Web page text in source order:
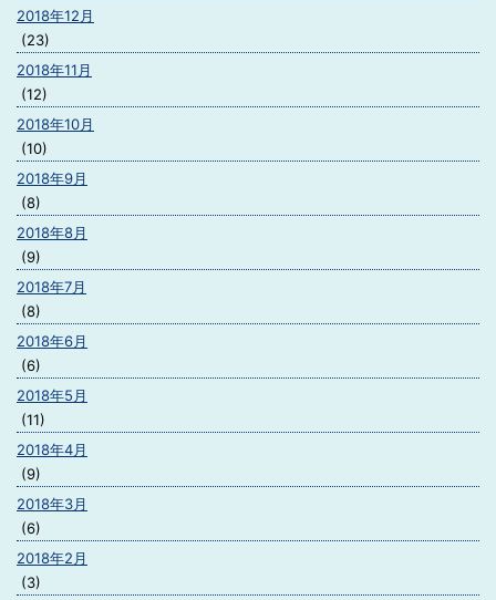
2018年12月
(23)
2018年11月
(12)
2018年10月
(10)
2018年9月
(8)
2018年8月
(9)
2018年7月
(8)
2018年6月
(6)
2018年5月
(11)
2018年4月
(9)
2018年3月
(6)
2018年2月
(3)